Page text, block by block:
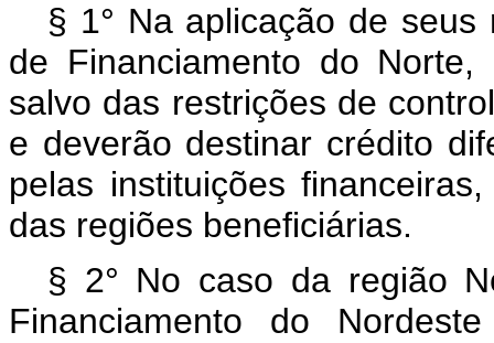
§ 1° Na aplicação de
de Financiamento do
salvo das restrições de
e deverão destinar crédito
pelas instituições
das regiões beneficiárias.
§ 2° No caso da região
Financiamento do